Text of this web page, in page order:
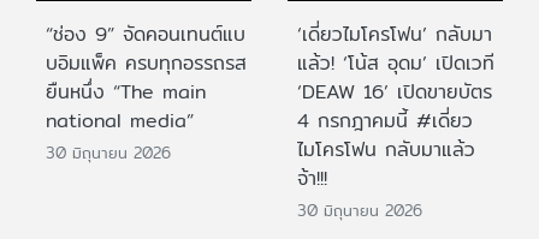
“ช่อง 9” จัดคอนเทนต์แบ
บอิมแพ็ค ครบทุกอรรถรส
ยืนหนึ่ง “The main
national media”
30 มิถุนายน 2026
‘เดี่ยวไมโครโฟน’ กลับมา
แล้ว! ‘โน้ส อุดม’ เปิดเวที
‘DEAW 16’ เปิดขายบัตร
4 กรกฎาคมนี้ #เดี่ยว
ไมโครโฟน กลับมาแล้ว
จ้า!!!
30 มิถุนายน 2026